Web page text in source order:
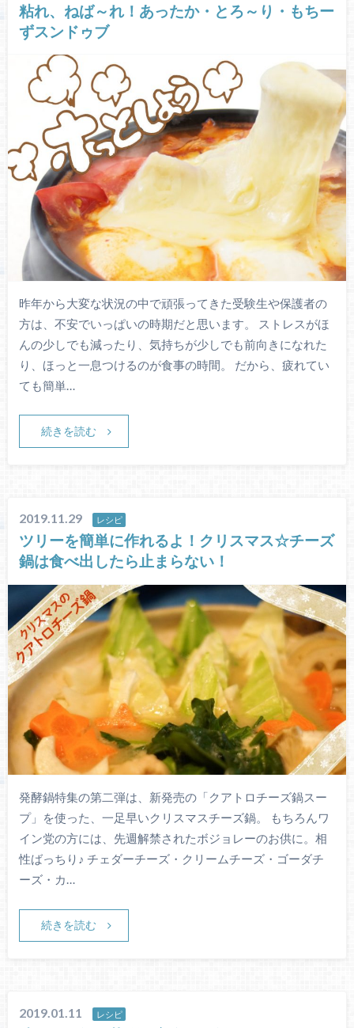
粘れ、ねば～れ！あったか・とろ～り・もちー
ずスンドゥブ
昨年から大変な状況の中で頑張ってきた受験生や保護者の
方は、不安でいっぱいの時期だと思います。 ストレスがほ
んの少しでも減ったり、気持ちが少しでも前向きになれた
り、ほっと一息つけるのが食事の時間。 だから、疲れてい
ても簡単…
続きを読む
2019.11.29 レシピ
ツリーを簡単に作れるよ！クリスマス☆チーズ
鍋は食べ出したら止まらない！
発酵鍋特集の第二弾は、新発売の「クアトロチーズ鍋スー
プ」を使った、一足早いクリスマスチーズ鍋。 もちろんワ
イン党の方には、先週解禁されたボジョレーのお供に。相
性ばっちり♪ チェダーチーズ・クリームチーズ・ゴーダチ
ーズ・カ…
続きを読む
2019.01.11 レシピ